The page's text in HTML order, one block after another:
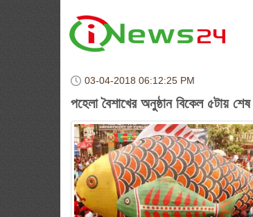
03-04-2018 06:12:25 PM
পহেলা বৈশাখের অনুষ্ঠান বিকেল ৫টায় শেষ